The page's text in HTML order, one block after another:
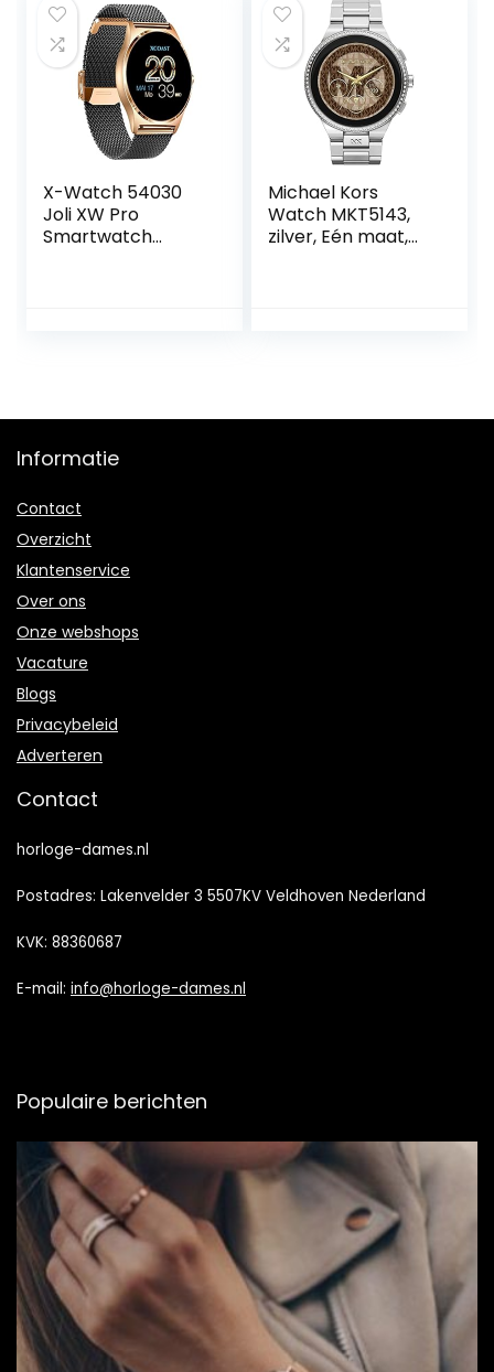
waterdicht – 22
sportmodi – DCU
Smart App
X-Watch 54030
Joli XW Pro
Smartwatch
Michael Kors
Watch MKT5143,
zilver, Eén maat,
Informatie
Contact
Overzicht
Klantenservice
Over ons
Onze webshops
Vacature
Blogs
Privacybeleid
Adverteren
Contact
horloge-dames.nl
Postadres: Lakenvelder 3 5507KV Veldhoven Nederland
KVK: 88360687
E-mail: info@horloge-dames.nl
Populaire berichten